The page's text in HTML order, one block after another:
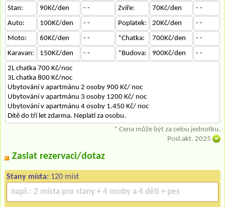
Stan:
90Kč/den - - Zvíře: 70Kč/den
- -
Auto:
100Kč/den - - Poplatek: 20Kč/den
- -
Moto:
60Kč/den - - *Chatka: 700Kč/den
- -
Karavan:
150Kč/den - - *Budova: 900Kč/den
- -
2L chatka 700 Kč/noc
3L chatka 800 Kč/noc
Ubytování v apartmánu 2 osoby 900 Kč/ noc
Ubytování v apartmánu 3 osoby 1200 Kč/ noc
Ubytování v apartmánu 4 osoby 1.450 Kč/ noc
Dítě do tří let zdarma. Neplatí za osobu.
* Cena může být za celou jednotku.
Posl.akt. 2025
Zaslat rezervaci/dotaz
Stany místa: 120 míst